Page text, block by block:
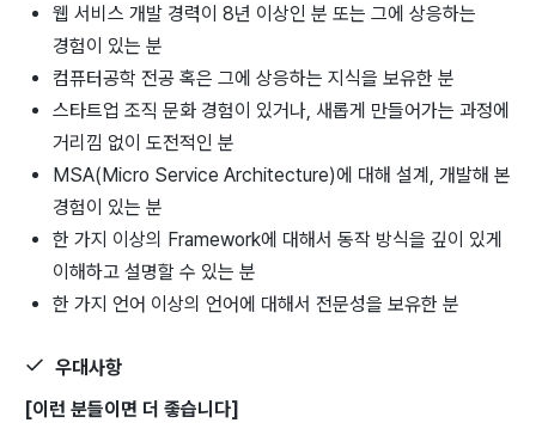
웹 서비스 개발 경력이 8년 이상인 분 또는 그에 상응하는
경험이 있는 분
컴퓨터공학 전공 혹은 그에 상응하는 지식을 보유한 분
스타트업 조직 문화 경험이 있거나, 새롭게 만들어가는 과정에
거리낌 없이 도전적인 분
MSA(Micro Service Architecture)에 대해 설계, 개발해 본
경험이 있는 분
한 가지 이상의 Framework에 대해서 동작 방식을 깊이 있게
이해하고 설명할 수 있는 분
한 가지 언어 이상의 언어에 대해서 전문성을 보유한 분
우대사항
[이런 분들이면 더 좋습니다]